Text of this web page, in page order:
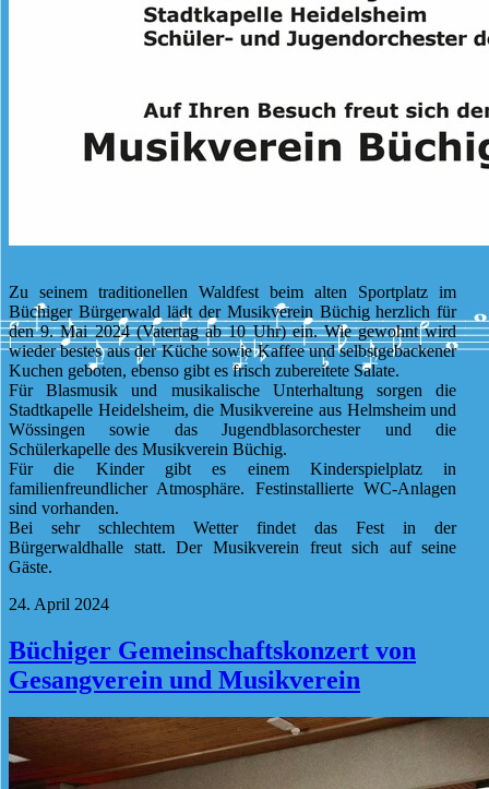
Zu seinem traditionellen Waldfest beim alten Sportplatz im
Büchiger Bürgerwald lädt der Musikverein Büchig herzlich für
den 9. Mai 2024 (Vatertag ab 10 Uhr) ein. Wie gewohnt wird
wieder bestes aus der Küche sowie Kaffee und selbstgebackener
Kuchen geboten, ebenso gibt es frisch zubereitete Salate.
Für Blasmusik und musikalische Unterhaltung sorgen die
Stadtkapelle Heidelsheim, die Musikvereine aus Helmsheim und
Wössingen sowie das Jugendblasorchester und die
Schülerkapelle des Musikverein Büchig.
Für die Kinder gibt es einem Kinderspielplatz in
familienfreundlicher Atmosphäre. Festinstallierte WC-Anlagen
sind vorhanden.
Bei sehr schlechtem Wetter findet das Fest in der
Bürgerwaldhalle statt. Der Musikverein freut sich auf seine
Gäste.
24. April 2024
Büchiger Gemeinschaftskonzert von
Gesangverein und Musikverein